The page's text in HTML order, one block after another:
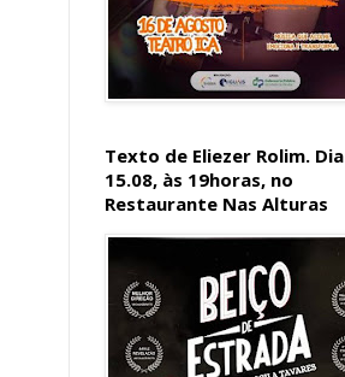
Texto de Eliezer Rolim. Dia
15.08, às 19horas, no
Restaurante Nas Alturas